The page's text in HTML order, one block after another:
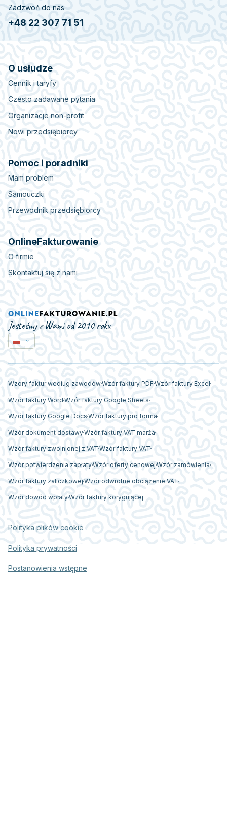
Zadzwoń do nas
+48 22 307 71 51
O usłudze
Cennik i taryfy
Czesto zadawane pytania
Organizacje non-profit
Nowi przedsiębiorcy
Pomoc i poradniki
Mam problem
Samouczki
Przewodnik przedsiębiorcy
OnlineFakturowanie
O firmie
Skontaktuj się z nami
Jesteśmy z Wami od 2010 roku
Wzory faktur według zawodówWzór faktury PDFWzór faktury Excel
Wzór faktury Word Wzór faktury Google Sheets
Wzór faktury Google Docs Wzór faktury pro forma
Wzór dokument dostawyWzór faktury VAT marża
Wzór faktury zwolnionej z VAT Wzór faktury VAT
Wzór potwierdzenia zapłatyWzór oferty cenowej Wzór zamówienia
Wzór faktury zaliczkowej Wzór odwrotne obciążenie VAT
Wzór dowód wpłatyWzór faktury korygującej
Polityka plików cookie
Polityka prywatności
Postanowienia wstępne